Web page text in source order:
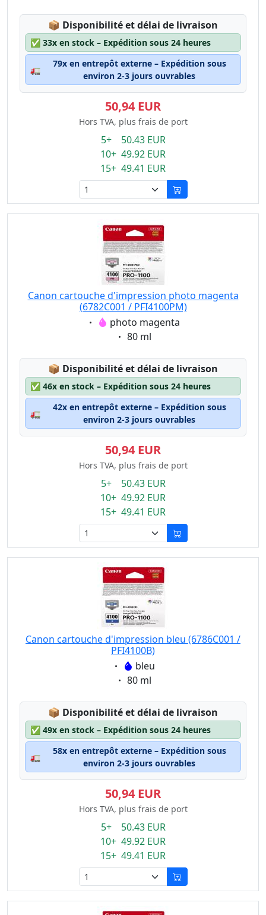
📦 Lagerstatus:
Disponibilité et délai de livraison
✅ 33x en stock – Expédition sous 24 heures
🚛
79x en entrepôt externe – Expédition sous
environ 2-3 jours ouvrables
50,94 EUR
Hors TVA, plus frais de port
5+ 50.43 EUR
10+ 49.92 EUR
15+ 49.41 EUR
Canon cartouche d'impression photo magenta
(6782C001 / PFI4100PM)
Eigenschaft:
photo magenta
Eigenschaft:
80 ml
📦 Lagerstatus:
Disponibilité et délai de livraison
✅ 46x en stock – Expédition sous 24 heures
🚛
42x en entrepôt externe – Expédition sous
environ 2-3 jours ouvrables
50,94 EUR
Hors TVA, plus frais de port
5+ 50.43 EUR
10+ 49.92 EUR
15+ 49.41 EUR
Canon cartouche d'impression bleu (6786C001 /
PFI4100B)
Eigenschaft:
bleu
Eigenschaft:
80 ml
📦 Lagerstatus:
Disponibilité et délai de livraison
✅ 49x en stock – Expédition sous 24 heures
🚛
58x en entrepôt externe – Expédition sous
environ 2-3 jours ouvrables
50,94 EUR
Hors TVA, plus frais de port
5+ 50.43 EUR
10+ 49.92 EUR
15+ 49.41 EUR